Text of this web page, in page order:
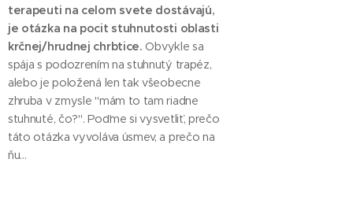
terapeuti na celom svete dostávajú,
je otázka na pocit stuhnutosti oblasti
krčnej/hrudnej chrbtice. Obvykle sa
spája s podozrením na stuhnutý trapéz,
alebo je položená len tak všeobecne
zhruba v zmysle "mám to tam riadne
stuhnuté, čo?". Poďme si vysvetliť, prečo
táto otázka vyvoláva úsmev, a prečo na
ňu...